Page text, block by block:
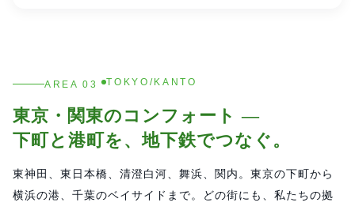
AREA 03 TOKYO/KANTO
東京・関東のコンフォート —
下町と港町を、地下鉄でつなぐ。
東神田、東日本橋、清澄白河、舞浜、関内。東京の下町から
横浜の港、千葉のベイサイドまで。どの街にも、私たちの拠